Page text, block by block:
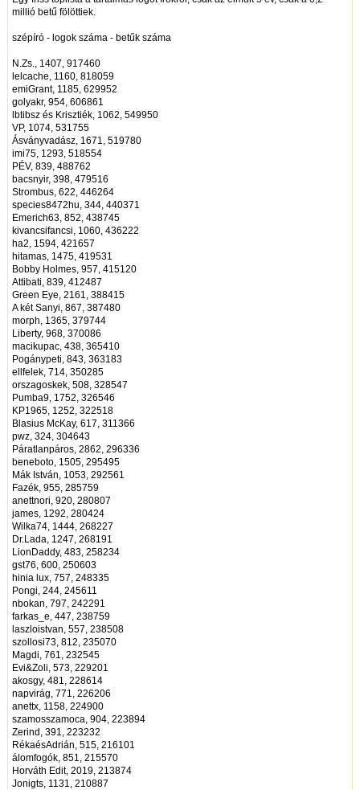
millió betű fölöttiek.
szépíró - logok száma - betűk száma
N.Zs., 1407, 917460
lelcache, 1160, 818059
emiGrant, 1185, 629952
golyakr, 954, 606861
lbtibsz és Krisztiék, 1062, 549950
VP, 1074, 531755
Ásványvadász, 1671, 519780
imi75, 1293, 518554
PÉV, 839, 488762
bacsnyir, 398, 479516
Strombus, 622, 446264
species8472hu, 344, 440371
Emerich63, 852, 438745
kivancsifancsi, 1060, 436222
ha2, 1594, 421657
hitamas, 1475, 419531
Bobby Holmes, 957, 415120
Attibati, 839, 412487
Green Eye, 2161, 388415
A két Sanyi, 867, 387480
morph, 1365, 379744
Liberty, 968, 370086
macikupac, 438, 365410
Pogánypeti, 843, 363183
ellfelek, 714, 350285
orszagoskek, 508, 328547
Pumba9, 1752, 326546
KP1965, 1252, 322518
Blasius McKay, 617, 311366
pwz, 324, 304643
Páratlanpáros, 2862, 296336
beneboto, 1505, 295495
Mák István, 1053, 292561
Fazék, 955, 285759
anettnori, 920, 280807
james, 1292, 280424
Wilka74, 1444, 268227
Dr.Lada, 1247, 268191
LionDaddy, 483, 258234
gst76, 600, 250603
hinia lux, 757, 248335
Pongi, 244, 245611
nbokan, 797, 242291
farkas_e, 447, 238759
laszloistvan, 557, 238508
szollosi73, 812, 235070
Magdi, 761, 232545
Evi&Zoli, 573, 229201
akosgy, 481, 228614
napvirág, 771, 226206
anettx, 1158, 224900
szamosszamoca, 904, 223894
Zerind, 391, 223232
RékaésAdrián, 515, 216101
álomfogók, 851, 215570
Horváth Edit, 2019, 213874
Jonigts, 1131, 210887